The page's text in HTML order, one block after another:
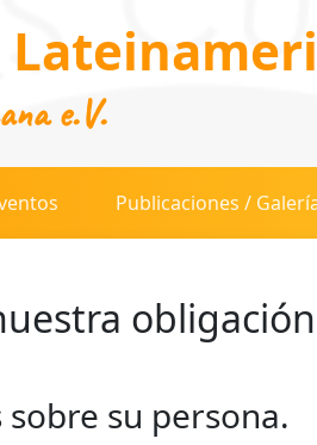
e.V.
Publicaciones /
su persona.